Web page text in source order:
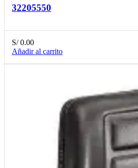
32205550
S/0.00
Añadir al carrito